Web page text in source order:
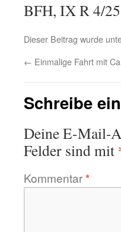
BFH, IX R 4/25
Dieser Beitrag wurde
← Einmalige Fahrt mit
Schreibe
Deine E-Mail-
Felder sind mit
Kommentar*